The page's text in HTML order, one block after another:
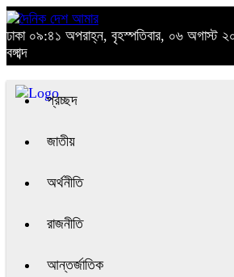
ঢাকা ০৯:৪১ অপরাহ্ন, বৃহস্পতিবার, ০৬ অগাস্ট
বঙ্গাব্দ
প্রচ্ছদ
জাতীয়
অর্থনীতি
রাজনীতি
আন্তর্জাতিক